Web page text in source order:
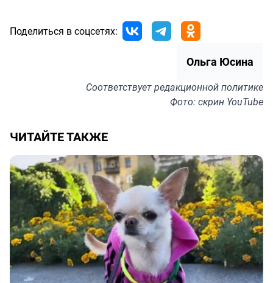
Поделиться в соцсетях:
Ольга Юсина
Соответствуетредакционной политике
Фото: скрин YouTube
ЧИТАЙТЕ ТАКЖЕ